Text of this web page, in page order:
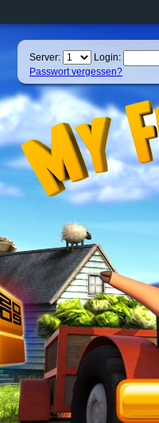
Server: Login:
Passwort vergessen?